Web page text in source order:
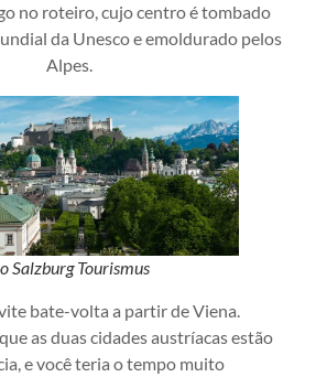
no roteiro, cujo centro é tombado
da Unesco e emoldurado pelos
Alpes.
Salzburg Tourismus
bate-volta a partir de Viena.
as duas cidades austríacas estão
e você teria o tempo muito